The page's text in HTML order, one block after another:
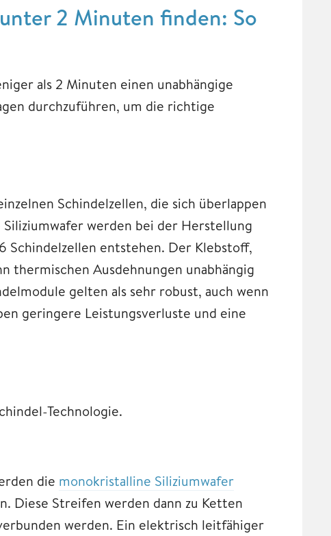
2 Minuten finden: So
als 2 Minuten einen unabhängige
durchzuführen, um die richtige
Schindelzellen, die sich überlappen
werden bei der Herstellung
Schindelzellen entstehen. Der Klebstoff,
thermischen Ausdehnungen unabhängig
gelten als sehr robust, auch wenn
geringere Leistungsverluste und eine
Technologie.
die monokristalline Siliziumwafer
Diese Streifen werden dann zu Ketten
werden. Ein elektrisch leitfähiger